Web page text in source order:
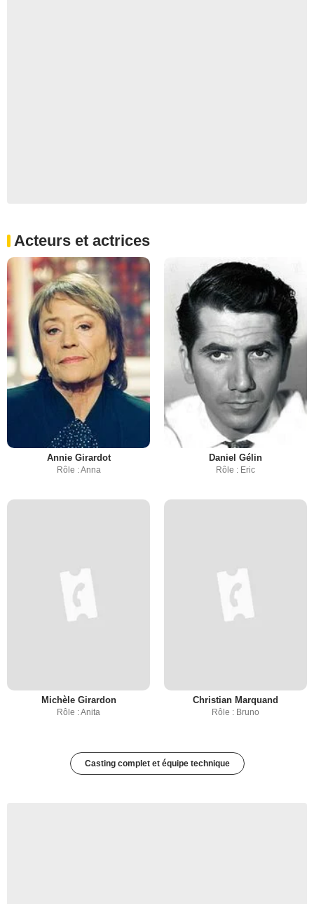
Acteurs et actrices
Annie Girardot
Rôle : Anna
Daniel Gélin
Rôle : Eric
Michèle Girardon
Rôle : Anita
Christian Marquand
Rôle : Bruno
Casting complet et équipe technique